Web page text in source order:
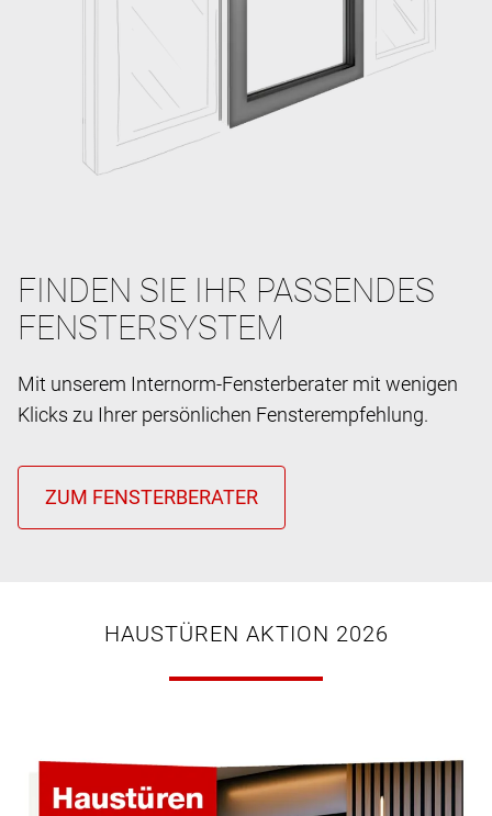
FINDEN SIE IHR PASSENDES
FENSTERSYSTEM
Mit unserem Internorm-Fensterberater mit wenigen
Klicks zu Ihrer persönlichen Fensterempfehlung.
HAUSTÜREN AKTION 2026